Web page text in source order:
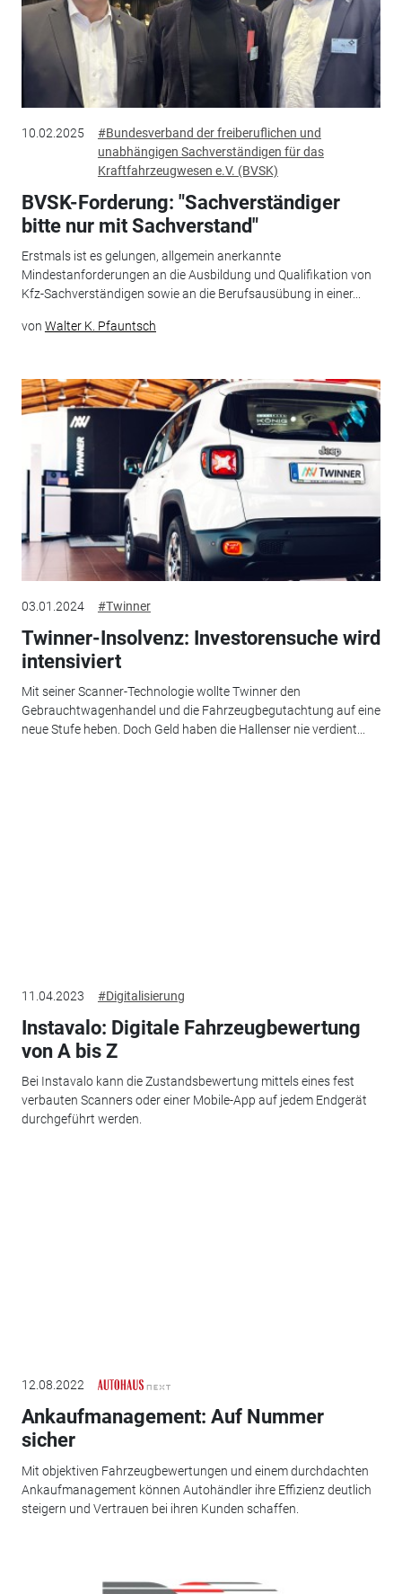
10.02.2025
#Bundesverband der freiberuflichen und
unabhängigen Sachverständigen für das
Kraftfahrzeugwesen e.V. (BVSK)
BVSK-Forderung: "Sachverständiger
bitte nur mit Sachverstand"
Erstmals ist es gelungen, allgemein anerkannte
Mindestanforderungen an die Ausbildung und Qualifikation von
Kfz-Sachverständigen sowie an die Berufsausübung in einer...
von Walter K. Pfauntsch
03.01.2024 #Twinner
Twinner-Insolvenz: Investorensuche wird
intensiviert
Mit seiner Scanner-Technologie wollte Twinner den
Gebrauchtwagenhandel und die Fahrzeugbegutachtung auf eine
neue Stufe heben. Doch Geld haben die Hallenser nie verdient...
11.04.2023 #Digitalisierung
Instavalo: Digitale Fahrzeugbewertung
von A bis Z
Bei Instavalo kann die Zustandsbewertung mittels eines fest
verbauten Scanners oder einer Mobile-App auf jedem Endgerät
durchgeführt werden.
12.08.2022
Ankaufmanagement: Auf Nummer
sicher
Mit objektiven Fahrzeugbewertungen und einem durchdachten
Ankaufmanagement können Autohändler ihre Effizienz deutlich
steigern und Vertrauen bei ihren Kunden schaffen.